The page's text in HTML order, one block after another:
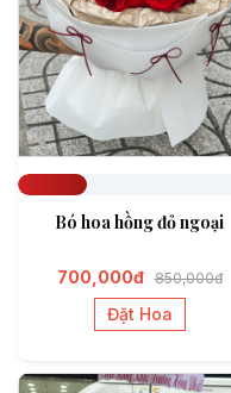
Bó hoa hồng đỏ ngoại
700,000đ 850,000đ
Đặt Hoa